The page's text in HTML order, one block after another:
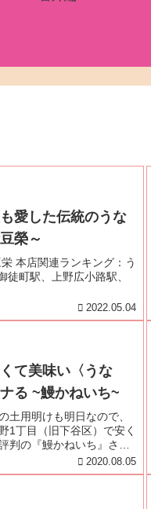
愛した伝統のうな
榮～
本店関連ランキング：う
徒町駅、上野広小路駅、
2022.05.04
て美味い〈うな
る ~鰻かねいち~
土用明けも明日なので、
1丁目（旧下谷区）で安く
判の『鰻かねいち』さん
した。東京メトロ日比谷
駅3番出口を出て、昭和通
ます。ホテルライフツリ
を右折します。Law...
2020.08.05